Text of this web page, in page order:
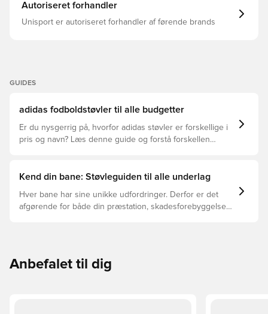
FG knopper til naturlige græsbaner.
Autoriseret forhandler
Unisport er autoriseret forhandler af førende brands
GUIDES
adidas fodboldstøvler til alle budgetter
Er du nysgerrig på, hvorfor adidas støvler er forskellige i
pris og navn? Læs denne guide og forstå forskellen
Kend din bane: Støvleguiden til alle underlag
Hver bane har sine unikke udfordringer. Derfor er det
afgørende for både din præstation, skadesforebyggelse
Anbefalet til dig